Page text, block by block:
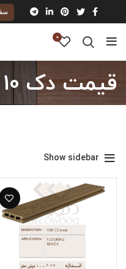
0
قیمت دک 10 سنگین (D11)
Show sidebar